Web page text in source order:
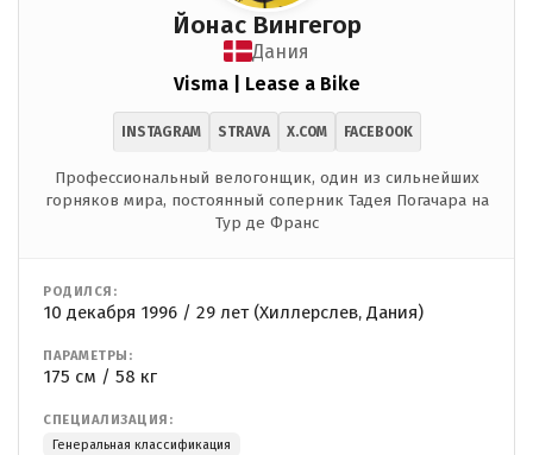
Йонас Вингегор
Дания
Visma | Lease a Bike
INSTAGRAM STRAVA X.COM FACEBOOK
Профессиональный велогонщик, один из сильнейших
горняков мира, постоянный соперник Тадея Погачара на
Тур де Франс
РОДИЛСЯ:
10 декабря 1996 / 29 лет (Хиллерслев, Дания)
ПАРАМЕТРЫ:
175 см / 58 кг
СПЕЦИАЛИЗАЦИЯ:
Генеральная классификация